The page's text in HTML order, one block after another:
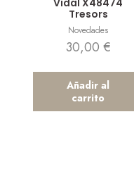
Tresors
Novedades
30,00 €
Añadir al
carrito